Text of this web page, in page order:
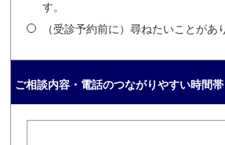
す。
（受診予約前に）尋ねたいことがあ
ご相談内容・電話のつながりやすい時間帯